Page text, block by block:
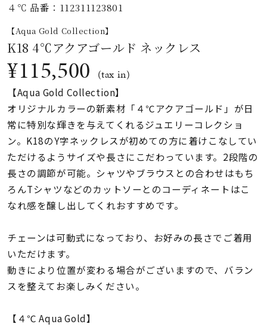
ト
着用シーン
コレクション
レディース
リングサイズ
メンズ
リングサイズ
４℃ 品番：112311123801
【Aqua Gold Collection】
K18 4℃アクアゴールド ネックレス
¥115,500 (tax in)
【Aqua Gold Collection】
オリジナルカラーの新素材「４℃アクアゴールド」が日
常に特別な輝きを与えてくれるジュエリーコレクショ
ン。K18のY字ネックレスが初めての方に着けこなしてい
ただけるようサイズや長さにこだわっています。2段階の
長さの調節が可能。シャツやブラウスとの合わせはもち
ろんTシャツなどのカットソーとのコーディネートはこ
なれ感を醸し出してくれおすすめです。
チェーンは可動式になっており、お好みの長さでご着用
いただけます。
動きにより位置が変わる場合がございますので、バラン
スを整えてお楽しみください。
【４℃ Aqua Gold】